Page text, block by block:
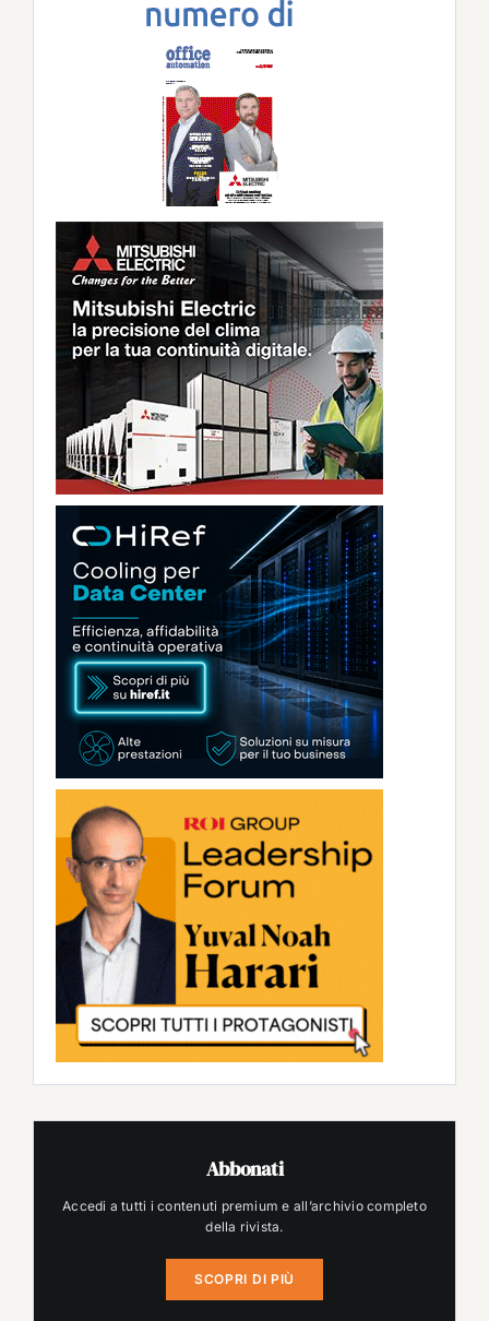
Abbonati
Accedi a tutti i contenuti premium e all’archivio completo
della rivista.
SCOPRI DI PIÙ